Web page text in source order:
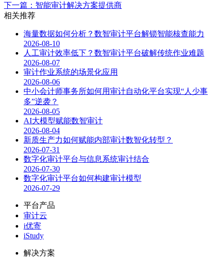
下一篇：智能审计解决方案提供商
相关推荐
海量数据如何分析？数智审计平台解锁智能核查能力
2026-08-10
人工审计效率低下？数智审计平台破解传统作业难题
2026-08-07
审计作业系统的场景化应用
2026-08-06
中小会计师事务所如何用审计自动化平台实现“人少事
多”逆袭？
2026-08-05
AI大模型赋能数智审计
2026-08-04
新质生产力如何赋能内部审计数智化转型？
2026-07-31
数字化审计平台与信息系统审计结合
2026-07-30
数字化审计平台如何构建审计模型
2026-07-29
平台产品
审计云
i优寄
iStudy
解决方案